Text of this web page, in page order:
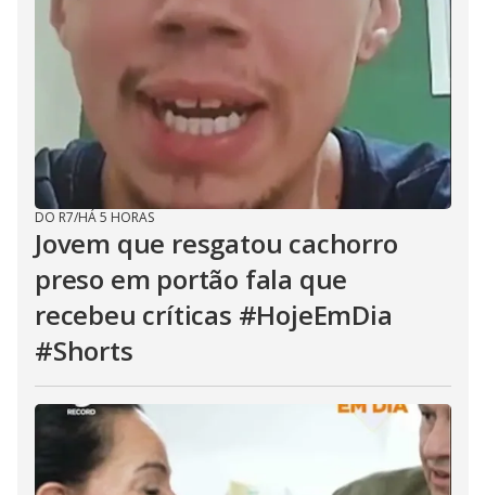
DO R7/HÁ 5 HORAS
Jovem que resgatou cachorro
preso em portão fala que
recebeu críticas #HojeEmDia
#Shorts